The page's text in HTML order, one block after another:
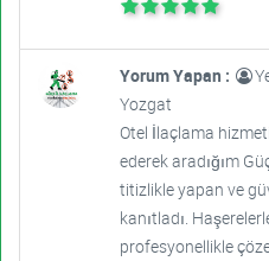
Yorum Yapan :
Yozgat
Otel İlaçlama
ederek aradığım
titizlikle yapan ve
kanıtladı.
profesyonellikle